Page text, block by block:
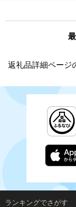
返礼品詳細ページ
ランキングでさがす